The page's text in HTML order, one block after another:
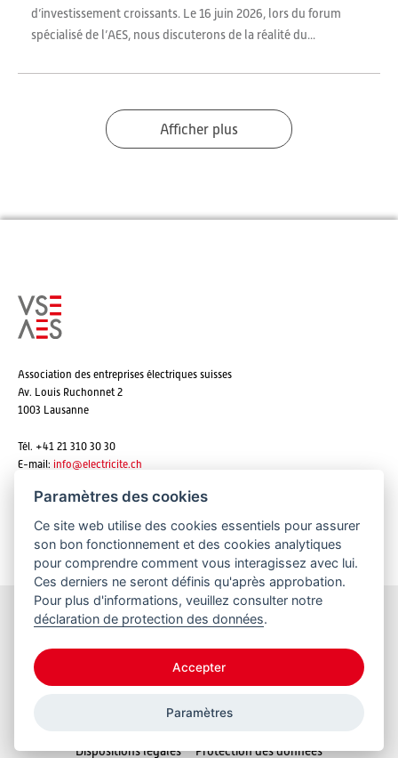
d’investissement croissants. Le 16 juin 2026, lors du forum
spécialisé de l’AES, nous discuterons de la réalité du...
Afficher plus
Association des entreprises électriques suisses
Av. Louis Ruchonnet 2
1003 Lausanne
Tél. +41 21 310 30 30
E-mail: info@electricite.ch
S'abonner aux newsletters
Restez informés
Dispositions légales
Protection des données
Paramètres des cookies
Ce site web utilise des cookies essentiels pour assurer
son bon fonctionnement et des cookies analytiques
pour comprendre comment vous interagissez avec lui.
Ces derniers ne seront définis qu'après approbation.
Pour plus d'informations, veuillez consulter notre
déclaration de protection des données.
Accepter
Paramètres